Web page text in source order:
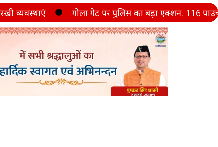
गोला गेट पर पुलिस का बड़ा एक्शन, 116 पाउच कच्ची शराब के